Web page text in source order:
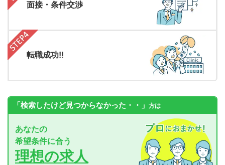
面接・条件交渉
転職成功!!
「検索したけど見つからなかった・・」 方は
あなたの
希望条件に合う
理想の求人